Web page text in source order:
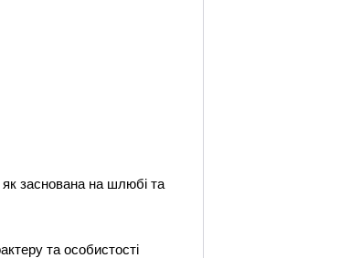
як заснована на шлюбі та
та особистості